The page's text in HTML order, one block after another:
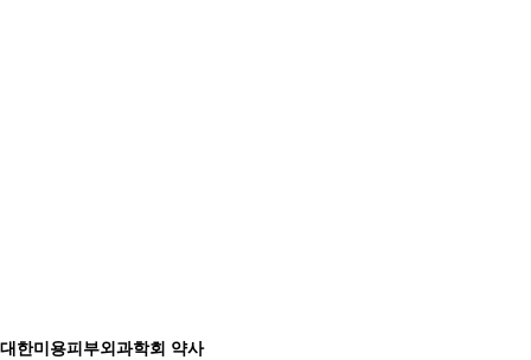
대한미용피부외과학회 약사